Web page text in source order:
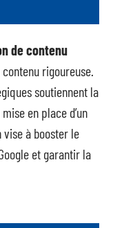
de contenu
rigoureuse.
soutiennent la
en place d’un
à booster le
et garantir la